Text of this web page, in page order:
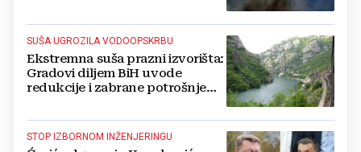
SUŠA UGROZILA VODOOPSKRBU
Ekstremna suša prazni izvorišta:
Gradovi diljem BiH uvode
redukcije i zabrane potrošnje
Hercegovini
STOP IZBORNOM INŽENJERINGU